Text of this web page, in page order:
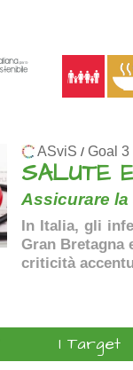
ASviS / Goal 3
SALUTE
Assicurare la
In Italia, gli
Gran Bretagna
criticità
I Target